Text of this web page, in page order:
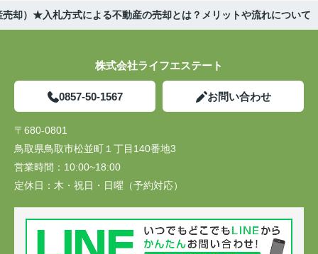
売却）★入札方式による不動産の売却とは？メリットや流れについて
株式会社ライフエステート
0857-50-1567 お問い合わせ
〒680-0801
鳥取県鳥取市松並町１丁目140番地3
営業時間： 10:00~18:00
定休日： 木・祝日・日曜（予約対応）